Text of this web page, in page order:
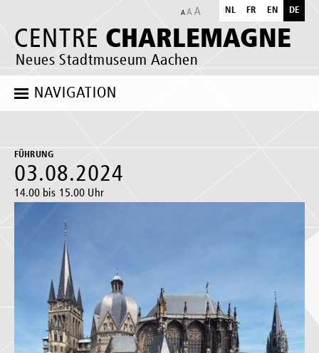
CENTRE CHARLEMAGNE
Neues Stadtmuseum Aachen
NL FR EN DE
NAVIGATION
FÜHRUNG
03.08.2024
14.00 bis 15.00 Uhr